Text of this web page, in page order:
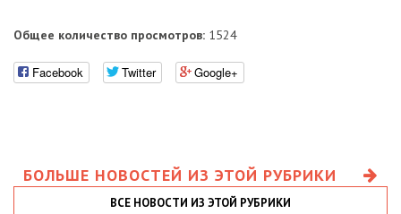
Общее количество просмотров: 1524
Facebook Twitter Google+
БОЛЬШЕ НОВОСТЕЙ ИЗ ЭТОЙ РУБРИКИ
ВСЕ НОВОСТИ ИЗ ЭТОЙ РУБРИКИ